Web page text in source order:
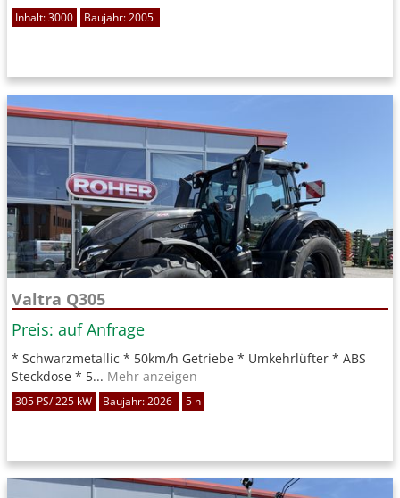
Inhalt: 3000 Baujahr: 2005
Valtra Q305
Preis: auf Anfrage
* Schwarzmetallic * 50km/h Getriebe * Umkehrlüfter * ABS
Steckdose * 5... Mehr anzeigen
305 PS/ 225 kW Baujahr: 2026 5 h